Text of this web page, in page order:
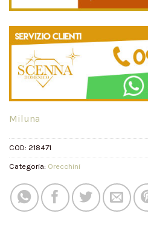
Miluna
COD: 218471
Categoria: Orecchini